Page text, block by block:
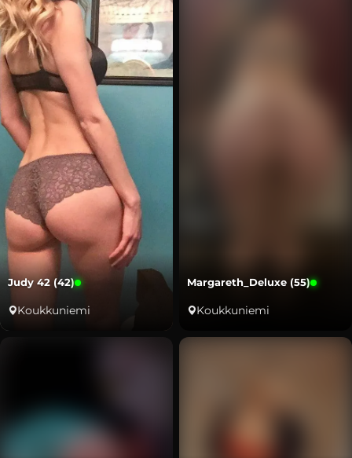
Judy 42 (42)
Koukkuniemi
Margareth_Deluxe (55)
Koukkuniemi